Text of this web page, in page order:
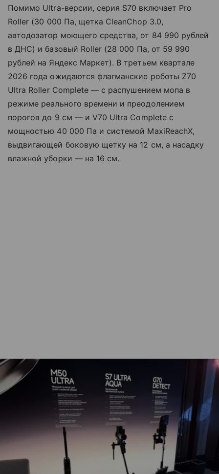
Помимо Ultra-версии, серия S70 включает Pro
Roller (30 000 Па, щетка CleanChop 3.0,
автодозатор моющего средства, от 84 990 рублей
в ДНС) и базовый Roller (28 000 Па, от 59 990
рублей на Яндекс Маркет). В третьем квартале
2026 года ожидаются флагманские роботы Z70
Ultra Roller Complete — с распушением мопа в
режиме реального времени и преодолением
порогов до 9 см — и V70 Ultra Complete с
мощностью 40 000 Па и системой MaxiReachX,
выдвигающей боковую щетку на 12 см, а насадку
влажной уборки — на 16 см.